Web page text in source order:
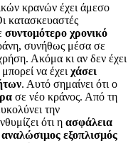
κρανών έχει άμεσο
κατασκευαστές
συντομότερο χρονικό
συνήθως μέσα σε
Ακόμα κι αν δεν έχει
να έχει χάσει
. Αυτό σημαίνει ότι ο
σε νέο κράνος. Από τη
την
ότι η ασφάλεια
αναλώσιμος εξοπλισμός